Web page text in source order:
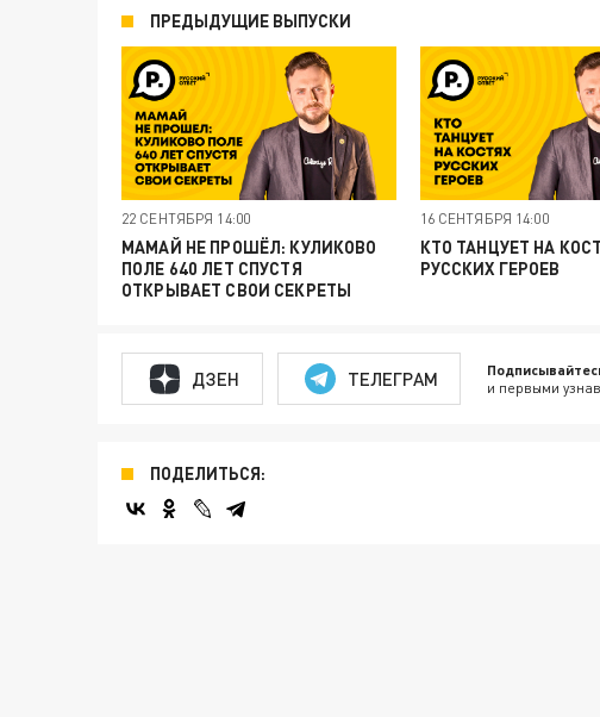
ПРЕДЫДУЩИЕ ВЫПУСКИ
22 СЕНТЯБРЯ 14:00
МАМАЙ НЕ ПРОШЁЛ: КУЛИКОВО
ПОЛЕ 640 ЛЕТ СПУСТЯ
ОТКРЫВАЕТ СВОИ СЕКРЕТЫ
16 СЕНТЯБРЯ 14:00
КТО ТАНЦУЕТ НА
РУССКИХ ГЕРОЕВ
ДЗЕН ТЕЛЕГРАМ и первыми
ПОДЕЛИТЬСЯ: